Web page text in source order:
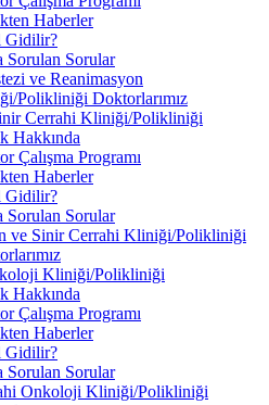
Haberler
Gidilir?
Sorulan Sorular
ve Reanimasyon
Polikliniği Doktorlarımız
Cerrahi Kliniği/Polikliniği
Hakkında
Çalışma Programı
Haberler
Gidilir?
Sorulan Sorular
ve Sinir Cerrahi Kliniği/Polikliniği
Kliniği/Polikliniği
Hakkında
Çalışma Programı
Haberler
Gidilir?
Sorulan Sorular
Onkoloji Kliniği/Polikliniği